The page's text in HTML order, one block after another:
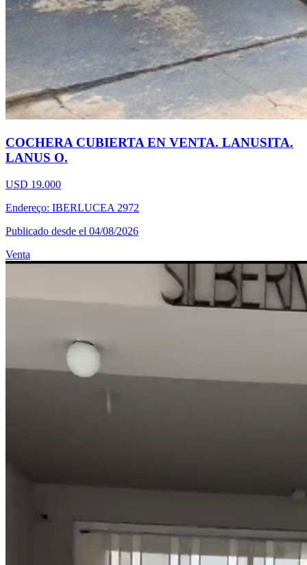
COCHERA CUBIERTA EN VENTA. LANUSITA.
LANUS O.
USD 19.000
Endereço: IBERLUCEA 2972
Publicado desde el 04/08/2026
Venta